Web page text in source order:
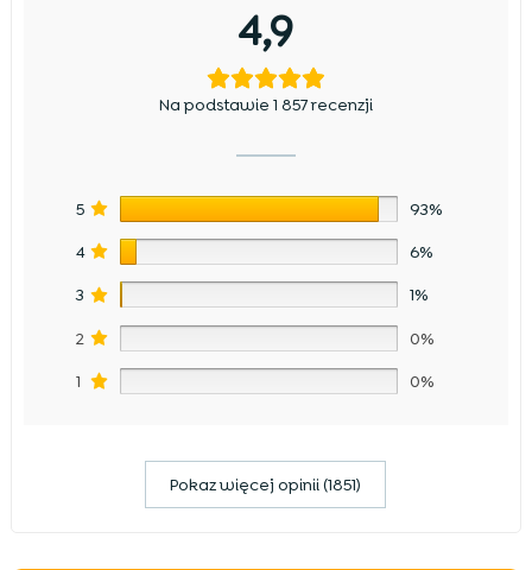
4,9
Na podstawie 1 857 recenzji
5 93%
4 6%
3 1%
2 0%
1 0%
Pokaz więcej opinii (1851)